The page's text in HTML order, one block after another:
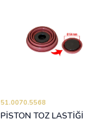
51.0070.5568
PİSTON TOZ LASTİĞİ